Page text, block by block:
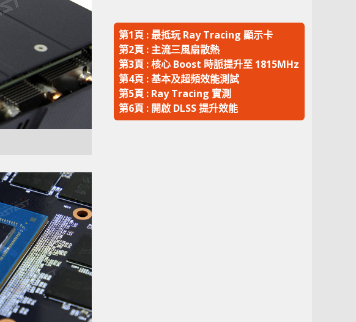
第1頁 : 最抵玩 Ray Tracing 顯示卡
第2頁 : 主流三風扇散熱
第3頁 : 核心 Boost 時脈提升至 1815MHz
第4頁 : 基本及超頻效能測試
第5頁 : Ray Tracing 實測
第6頁 : 開啟 DLSS 提升效能